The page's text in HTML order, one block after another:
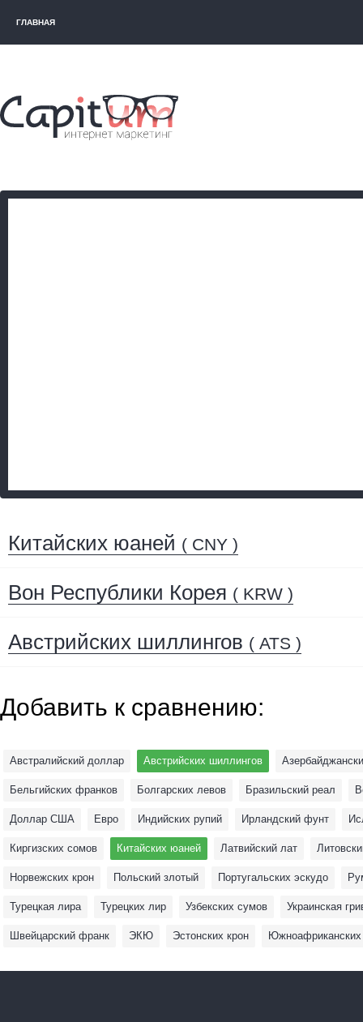
ГЛАВНАЯ
Китайских юаней ( CNY )
Вон Республики Корея ( KRW )
Австрийских шиллингов ( ATS )
Добавить к сравнению:
Австралийский доллар Австрийских шиллингов
Бельгийских франков Болгарских левов Бразильский реал
Доллар США Евро Индийских рупий Ирландский фунт
Киргизских сомов Китайских юаней Латвийский лат
Норвежских крон Польский злотый Португальских эскудо
Турецкая лира Турецких лир Узбекских сумов Украинская
Швейцарский франк ЭКЮ Эстонских крон Южноафриканских